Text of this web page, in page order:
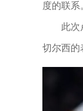
度的联系
此次
切尔西的